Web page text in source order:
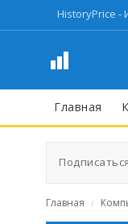
HistoryPrice -
Главная
Главная /